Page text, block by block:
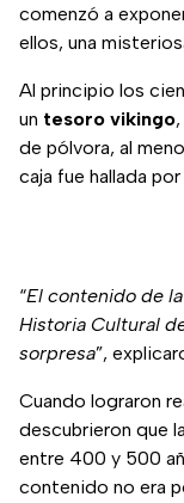
comenzó a
ellos, una
Al principio los
un tesoro vikingo
de pólvora, al
caja fue hallada
“El contenido de
Historia Cultural
sorpresa”,
Cuando lograron
descubrieron que
entre 400 y 500
contenido no era